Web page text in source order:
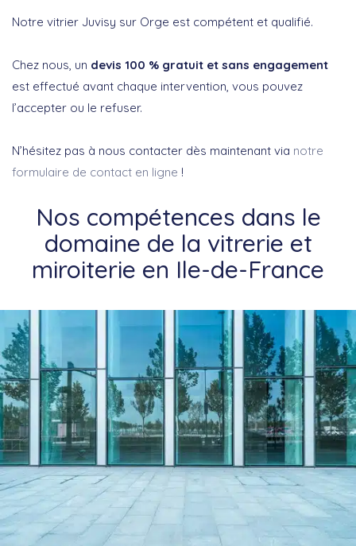
Notre vitrier Juvisy sur Orge est compétent et qualifié.
Chez nous, un devis 100 % gratuit et sans engagement
est effectué avant chaque intervention, vous pouvez
l’accepter ou le refuser.
N’hésitez pas à nous contacter dès maintenant via notre
formulaire de contact en ligne !
Nos compétences dans le
domaine de la vitrerie et
miroiterie en Ile-de-France